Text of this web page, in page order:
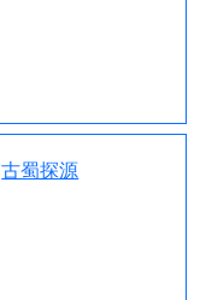
古蜀探源